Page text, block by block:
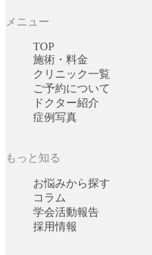
メニュー
TOP
施術・料金
クリニック一覧
ご予約について
ドクター紹介
症例写真
もっと知る
お悩みから探す
コラム
学会活動報告
採用情報